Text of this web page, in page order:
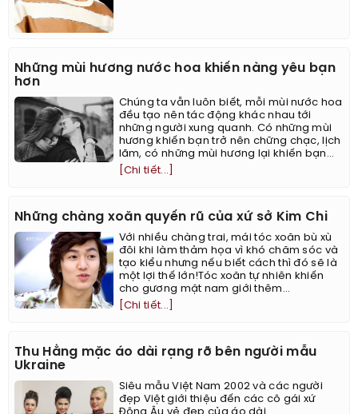
Những mùi hương nước hoa khiến nàng yêu bạn
hơn
Chúng ta vẫn luôn biết, mỗi mùi nước hoa
đều tạo nên tác động khác nhau tới
những người xung quanh. Có những mùi
hương khiến bạn trở nên chững chạc, lịch
lãm, có những mùi hương lại khiến bạn...
[Chi tiết...]
Những chàng xoăn quyến rũ của xứ sở Kim Chi
Với nhiều chàng trai, mái tóc xoăn bù xù
đôi khi làm thảm họa vì khó chăm sóc và
tạo kiểu nhưng nếu biết cách thì đó sẽ là
một lợi thế lớn!Tóc xoăn tự nhiên khiến
cho gương mặt nam giới thêm...
[Chi tiết...]
Thu Hằng mặc áo dài rạng rỡ bên người mẫu
Ukraine
Siêu mẫu Việt Nam 2002 và các người
đẹp Việt giới thiệu đến các cô gái xứ
Đông Âu vẻ đẹp của áo dài.